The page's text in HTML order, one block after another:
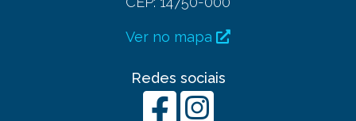
Ver no mapa
Redes sociais